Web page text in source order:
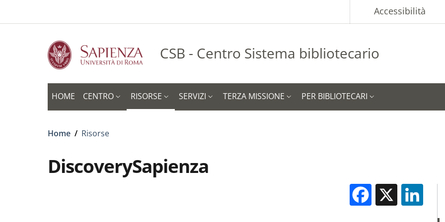
Accessibilità
CSB - Centro Sistema bibliotecario
HOME CENTRO RISORSE SERVIZI TERZA MISSIONE PER BIBLIOTECARI
Briciole di pane
Home / Risorse
DiscoverySapienza
Facebook
X